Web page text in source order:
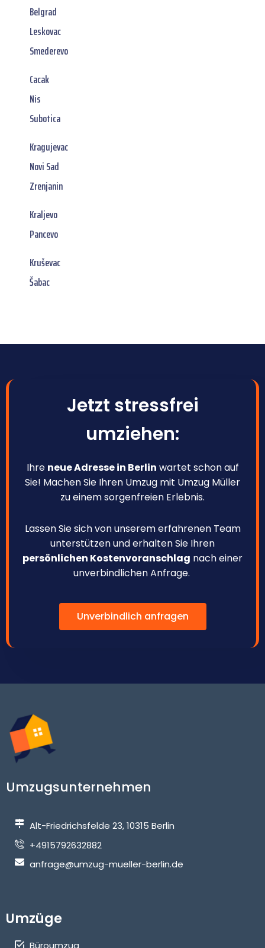
Belgrad
Leskovac
Smederevo
Cacak
Nis
Subotica
Kragujevac
Novi Sad
Zrenjanin
Kraljevo
Pancevo
Kruševac
Šabac
Jetzt stressfrei
umziehen:
Ihre neue Adresse in Berlin wartet schon auf
Sie! Machen Sie Ihren Umzug mit Umzug Müller
zu einem sorgenfreien Erlebnis.
Lassen Sie sich von unserem erfahrenen Team
unterstützen und erhalten Sie Ihren
persönlichen Kostenvoranschlag nach einer
unverbindlichen Anfrage.
Unverbindlich anfragen
Umzugsunternehmen
Alt-Friedrichsfelde 23, 10315 Berlin
+4915792632882
anfrage@umzug-mueller-berlin.de
Umzüge
Büroumzug